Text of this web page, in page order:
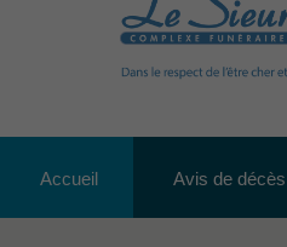
Accueil Avis de décès